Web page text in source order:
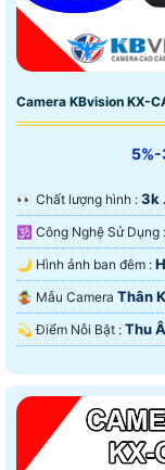
Camera KBvision KX-
5%-
️👀 Chất lượng hình : 3k .
🕉️ Công Nghệ Sử Dụng :
🌙 Hình ảnh ban đêm :
🤹 Mẫu Camera Thân
️💫 Điểm Nỗi Bật : Thu